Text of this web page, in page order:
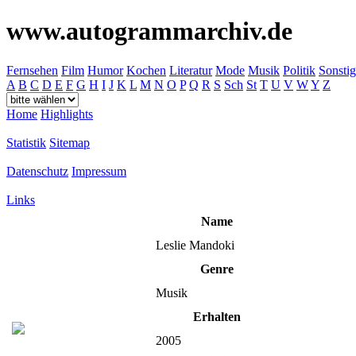
www.autogrammarchiv.de
Fernsehen Film Humor Kochen Literatur Mode Musik Politik
A B C D E F G H I J K L M N O P Q R S Sch St T U V WY Z
Home Highlights
Statistik Sitemap
Datenschutz Impressum
Links
Name
Leslie Mandoki
Genre
Musik
Erhalten
2005